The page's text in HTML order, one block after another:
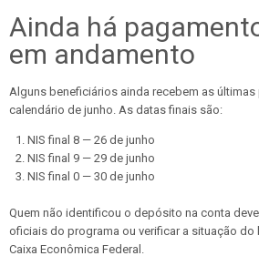
Ainda há
em andamento
Alguns beneficiários ainda recebem as
calendário de junho. As datas finais são:
NIS final 8 — 26 de junho
NIS final 9 — 29 de junho
NIS final 0 — 30 de junho
Quem não identificou o depósito na conta
oficiais do programa ou verificar a situação
Caixa Econômica Federal.